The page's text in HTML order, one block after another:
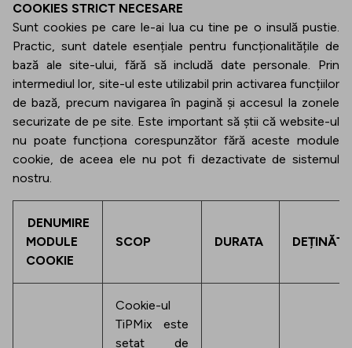
COOKIES STRICT NECESARE
Sunt cookies pe care le-ai lua cu tine pe o insulă pustie.
Practic, sunt datele esențiale pentru funcționalitățile de
bază ale site-ului, fără să includă date personale. Prin
intermediul lor, site-ul este utilizabil prin activarea funcțiilor
de bază, precum navigarea în pagină și accesul la zonele
securizate de pe site. Este important să știi că website-ul
nu poate funcționa corespunzător fără aceste module
cookie, de aceea ele nu pot fi dezactivate de sistemul
nostru.
DENUMIRE
MODULE
COOKIE
SCOP DURATA
Cookie-ul
TiPMix este
setat de